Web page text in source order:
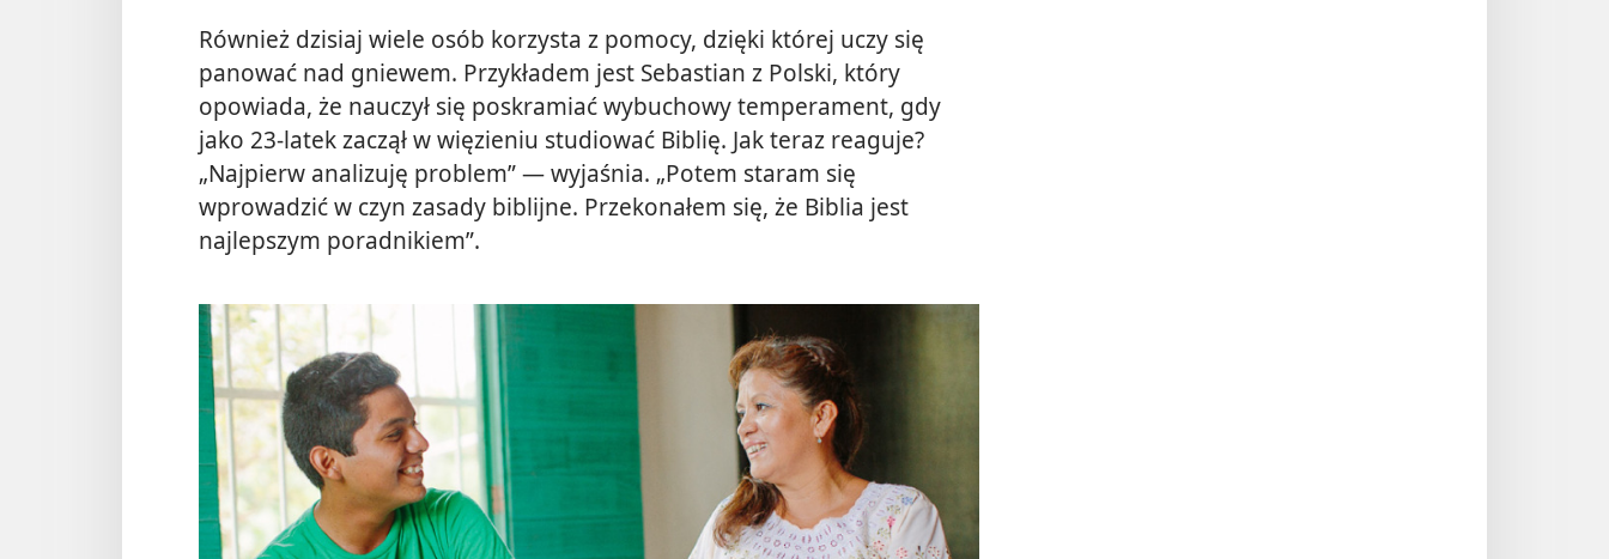
Również dzisiaj wiele osób korzysta z pomocy, dzięki której uczy się
panować nad gniewem. Przykładem jest Sebastian z Polski, który
opowiada, że nauczył się poskramiać wybuchowy temperament, gdy
jako 23-latek zaczął w więzieniu studiować Biblię. Jak teraz reaguje?
„Najpierw analizuję problem” — wyjaśnia. „Potem staram się
wprowadzić w czyn zasady biblijne. Przekonałem się, że Biblia jest
najlepszym poradnikiem”.